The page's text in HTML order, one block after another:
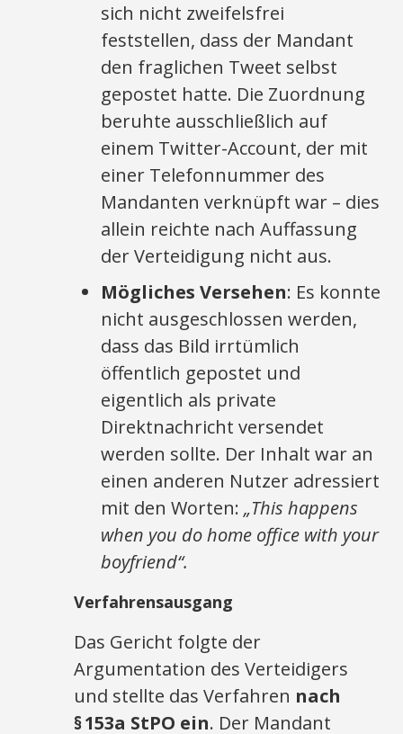
sich nicht zweifelsfrei
feststellen, dass der Mandant
den fraglichen Tweet selbst
gepostet hatte. Die Zuordnung
beruhte ausschließlich auf
einem Twitter-Account, der mit
einer Telefonnummer des
Mandanten verknüpft war – dies
allein reichte nach Auffassung
der Verteidigung nicht aus.
Mögliches Versehen: Es konnte
nicht ausgeschlossen werden,
dass das Bild irrtümlich
öffentlich gepostet und
eigentlich als private
Direktnachricht versendet
werden sollte. Der Inhalt war an
einen anderen Nutzer adressiert
mit den Worten:„This happens
when you do home office with your
boyfriend“.
Verfahrensausgang
Das Gericht folgte der
Argumentation des Verteidigers
und stellte das Verfahren nach
§ 153a StPO ein. Der Mandant